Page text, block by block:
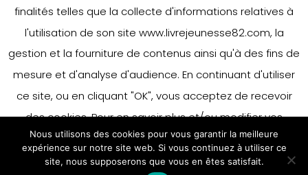
Next Post
Librairie Editeurs
finalités telles que la collecte d'informations relatives à
l'utilisation de son site www.livrejeunesse82.com, la
gestion et la fourniture de contenus ainsi qu'à des fins de
mesure et d'analyse d'audience. En continuant d'utiliser
ce site, ou en cliquant "OK", vous acceptez de recevoir
des cookies. Pour en savoir plus et/ou modifier vos
préférences en matière de cookies, merci de vous référer
à notre politique sur les cookies.
Accepter
Nous utilisons des cookies pour vous garantir la meilleure
expérience sur notre site web. Si vous continuez à utiliser ce
site, nous supposerons que vous en êtes satisfait.